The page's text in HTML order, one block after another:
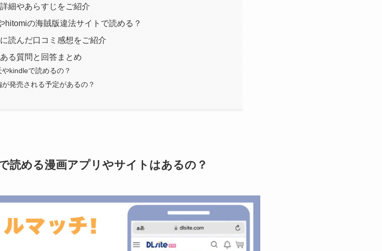
細やあらすじをご紹介
hitomiの海賊版違法サイトで読める？
読んだ口コミ感想をご紹介
る質問と回答まとめ
kindleで読めるの？
発売される予定があるの？
読める漫画アプリやサイトはあるの？